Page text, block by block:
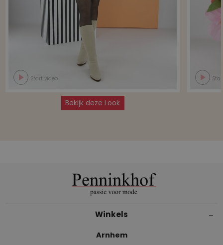
Start video
Bekijk deze Look
Winkels
Arnhem